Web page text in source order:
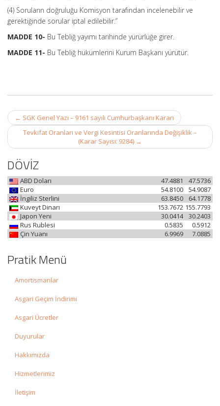
(4) Soruların doğruluğu Komisyon tarafından incelenebilir ve
gerektiğinde sorular iptal edilebilir.”
MADDE 10- Bu Tebliğ yayımı tarihinde yürürlüğe girer.
MADDE 11- Bu Tebliğ hükümlerini Kurum Başkanı yürütür.
Post
navigation
← SGK Genel Yazı – 9161 sayılı Cumhurbaşkanı Kararı
Tevkifat Oranları ve Vergi Kesintisi Oranlarında Değişiklik –
(Karar Sayısı: 9284) →
DÖVİZ
ABD Doları 47.5736
47.4881
Euro
54.9087
54.8100
İngiliz Sterlini
64.1778
63.8450
Kuveyt Dinarı
155.7793
153.7672
Japon Yeni
30.2403
30.0414
Rus Rublesi
0.5912
0.5835
Çin Yuanı
7.0885
6.9969
Pratik Menü
Amortismanlar
Asgari Geçim İndirimi
Asgari Ücretler
Duyurular
Hakkımızda
Hizmetlerimiz
İletişim